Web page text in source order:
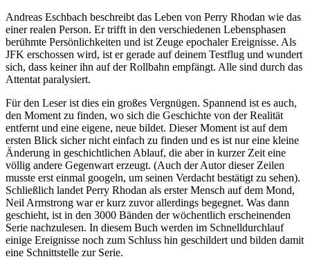
Andreas Eschbach beschreibt das Leben von Perry Rhodan wie das
einer realen Person. Er trifft in den verschiedenen Lebensphasen
berühmte Persönlichkeiten und ist Zeuge epochaler Ereignisse. Als
JFK erschossen wird, ist er gerade auf deinem Testflug und wundert
sich, dass keiner ihn auf der Rollbahn empfängt. Alle sind durch das
Attentat paralysiert.
Für den Leser ist dies ein großes Vergnügen. Spannend ist es auch,
den Moment zu finden, wo sich die Geschichte von der Realität
entfernt und eine eigene, neue bildet. Dieser Moment ist auf dem
ersten Blick sicher nicht einfach zu finden und es ist nur eine kleine
Änderung in geschichtlichen Ablauf, die aber in kurzer Zeit eine
völlig andere Gegenwart erzeugt. (Auch der Autor dieser Zeilen
musste erst einmal googeln, um seinen Verdacht bestätigt zu sehen).
Schließlich landet Perry Rhodan als erster Mensch auf dem Mond,
Neil Armstrong war er kurz zuvor allerdings begegnet. Was dann
geschieht, ist in den 3000 Bänden der wöchentlich erscheinenden
Serie nachzulesen. In diesem Buch werden im Schnelldurchlauf
einige Ereignisse noch zum Schluss hin geschildert und bilden damit
eine Schnittstelle zur Serie.